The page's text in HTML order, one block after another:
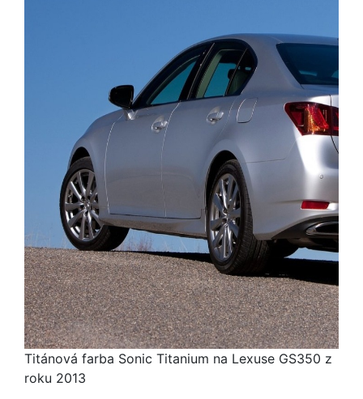
Titánová farba Sonic Titanium na Lexuse GS350 z
roku 2013